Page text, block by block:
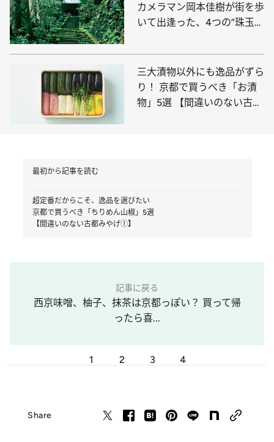
カメラマン岡本佳樹が街を歩
いて出逢った、4つの”珠玉の
三大漬物以外にも逸品がずら
り！ 京都で買うべき「お漬
物」5選 【間違いのない古都
最初から記事を読む
超定番だからこそ、逸品を選びたい
京都で買うべき「ちりめん山椒」5選
【間違いのない古都みやげ①】
記事に戻る
西京味噌、柚子、抹茶は京都っぽい？ 買って帰
ったら喜...
1 2 3 4
Share